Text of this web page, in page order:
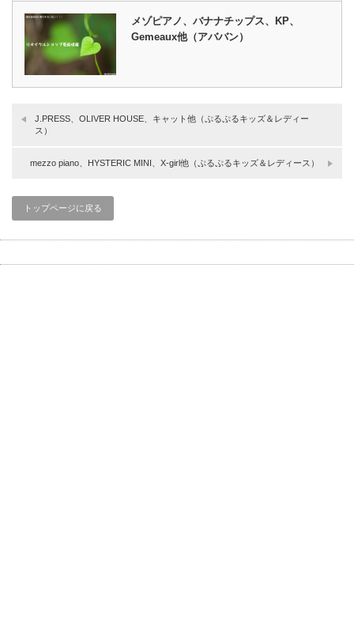
メゾピアノ、バナナチップス、KP、
Gemeaux他（アババン）
J.PRESS、OLIVER HOUSE、キャット他（ぷるぷるキッズ＆レディー
ス）
mezzo piano、HYSTERIC MINI、X-girl他（ぷるぷるキッズ＆レディース）
トップページに戻る